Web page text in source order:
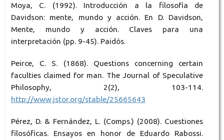
Moya, C. (1992). Introducción a la filosofía de
Davidson: mente, mundo y acción. En D. Davidson,
Mente, mundo y acción. Claves para una
interpretación (pp. 9-45). Paidós.
Peirce, C. S. (1868). Questions concerning certain
faculties claimed for man. The Journal of Speculative
Philosophy, 2(2), 103-114.
http://www.jstor.org/stable/25665643
Pérez, D. & Fernández, L. (Comps.) (2008). Cuestiones
filosóficas. Ensayos en honor de Eduardo Rabossi.